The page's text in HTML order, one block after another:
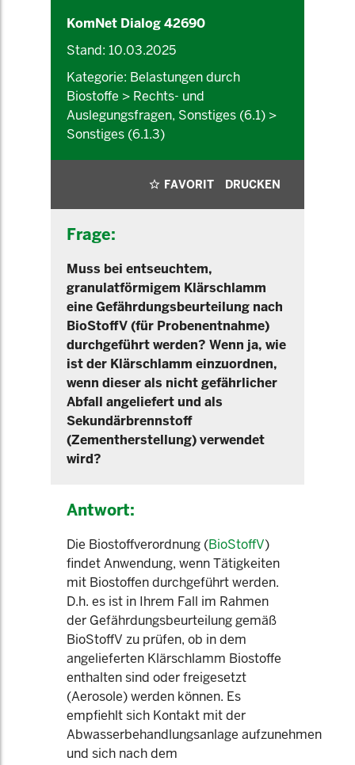
KomNet Dialog 42690
Stand: 10.03.2025
Kategorie: Belastungen durch
Biostoffe > Rechts- und
Auslegungsfragen, Sonstiges (6.1) >
Sonstiges (6.1.3)
FAVORIT DRUCKEN
Frage:
Muss bei entseuchtem,
granulatförmigem Klärschlamm
eine Gefährdungsbeurteilung nach
BioStoffV (für Probenentnahme)
durchgeführt werden? Wenn ja, wie
ist der Klärschlamm einzuordnen,
wenn dieser als nicht gefährlicher
Abfall angeliefert und als
Sekundärbrennstoff
(Zementherstellung) verwendet
wird?
Antwort:
Die Biostoffverordnung (BioStoffV)
findet Anwendung, wenn Tätigkeiten
mit Biostoffen durchgeführt werden.
D.h. es ist in Ihrem Fall im Rahmen
der Gefährdungsbeurteilung gemäß
BioStoffV zu prüfen, ob in dem
angelieferten Klärschlamm Biostoffe
enthalten sind oder freigesetzt
(Aerosole) werden können. Es
empfiehlt sich Kontakt mit der
Abwasserbehandlungsanlage aufzunehmen
und sich nach dem